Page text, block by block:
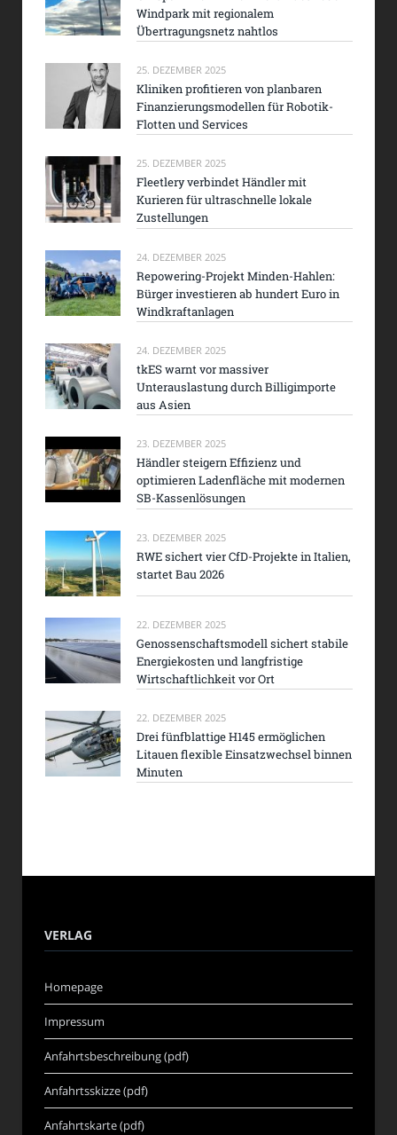
Windpark mit regionalem
Übertragungsnetz nahtlos
25. DEZEMBER 2025
Kliniken profitieren von planbaren
Finanzierungsmodellen für Robotik-
Flotten und Services
25. DEZEMBER 2025
Fleetlery verbindet Händler mit
Kurieren für ultraschnelle lokale
Zustellungen
24. DEZEMBER 2025
Repowering-Projekt Minden-Hahlen:
Bürger investieren ab hundert Euro in
Windkraftanlagen
24. DEZEMBER 2025
tkES warnt vor massiver
Unterauslastung durch Billigimporte
aus Asien
23. DEZEMBER 2025
Händler steigern Effizienz und
optimieren Ladenfläche mit modernen
SB-Kassenlösungen
23. DEZEMBER 2025
RWE sichert vier CfD-Projekte in Italien,
startet Bau 2026
22. DEZEMBER 2025
Genossenschaftsmodell sichert stabile
Energiekosten und langfristige
Wirtschaftlichkeit vor Ort
22. DEZEMBER 2025
Drei fünfblattige H145 ermöglichen
Litauen flexible Einsatzwechsel binnen
Minuten
VERLAG
Homepage
Impressum
Anfahrtsbeschreibung (pdf)
Anfahrtsskizze (pdf)
Anfahrtskarte (pdf)